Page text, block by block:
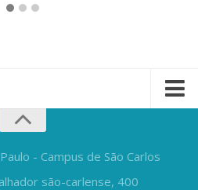
- Campus de São Carlos
são-carlense, 400